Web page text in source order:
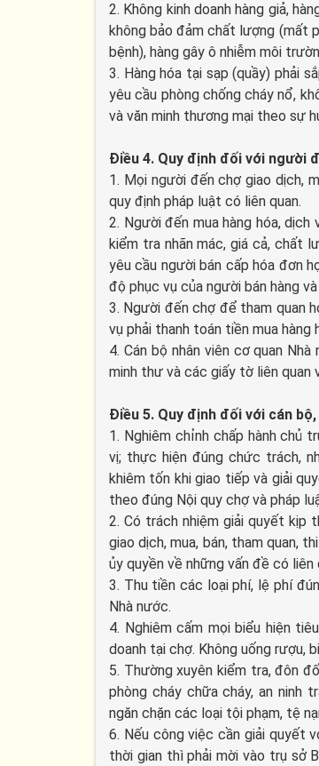
2. Không kinh doanh hàng giả,
không bảo đảm chất lượng (mất
bệnh), hàng gây ô nhiễm môi
3. Hàng hóa tại sạp (quầy) phải
yêu cầu phòng chống cháy nổ,
và văn minh thương mại theo sự
Điều 4. Quy định đối với người
1. Mọi người đến chợ giao dịch,
quy định pháp luật có liên quan.
2. Người đến mua hàng hóa,
kiểm tra nhãn mác, giá cả, chất
yêu cầu người bán cấp hóa đơn
độ phục vụ của người bán hàng
3. Người đến chợ để tham quan
vụ phải thanh toán tiền mua
4. Cán bộ nhân viên cơ quan
minh thư và các giấy tờ liên quan
Điều 5. Quy định đối với cán
1. Nghiêm chỉnh chấp hành chủ
vị; thực hiện đúng chức trách,
khiêm tốn khi giao tiếp và giải
theo đúng Nội quy chợ và pháp
2. Có trách nhiệm giải quyết kịp
giao dịch, mua, bán, tham quan,
ủy quyền về những vấn đề có
3. Thu tiền các loại phí, lệ phí
Nhà nước.
4. Nghiêm cấm mọi biểu hiện
doanh tại chợ. Không uống rượu,
5. Thường xuyên kiểm tra, đôn
phòng cháy chữa cháy, an ninh
ngăn chặn các loại tội phạm, tệ
6. Nếu công việc cần giải quyết
thời gian thì phải mời vào trụ sở